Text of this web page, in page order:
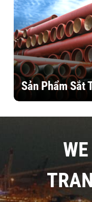
Sản Phẩm Sắt